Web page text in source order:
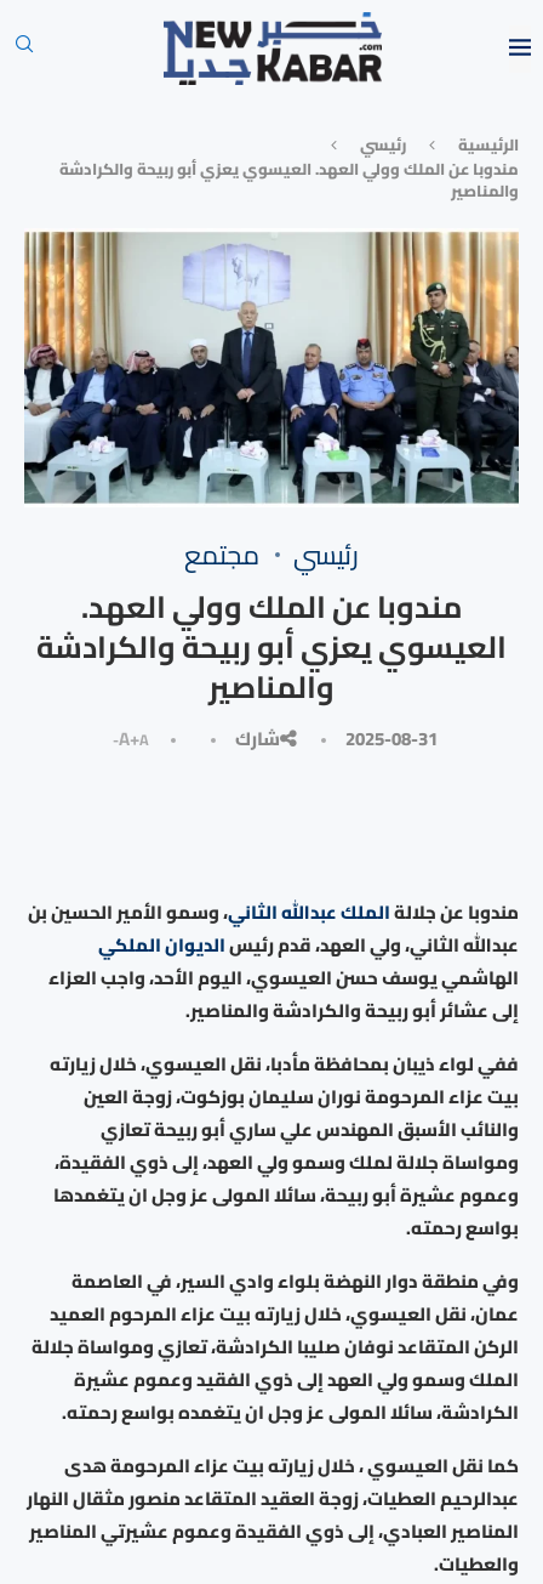
الرئيسية
رئيسي
مندوبا عن الملك وولي العهد. العيسوي يعزي أبو ربيحة والكرادشة
والمناصير
رئيسي مجتمع
مندوبا عن الملك وولي العهد.
العيسوي يعزي أبو ربيحة والكرادشة
والمناصير
2025-08-31 شارك A+A-
مندوبا عن جلالةالملك عبدالله الثاني، وسمو الأمير الحسين بن
عبدالله الثاني، ولي العهد، قدم رئيسالديوان الملكي
الهاشمي يوسف حسن العيسوي، اليوم الأحد، واجب العزاء
إلى عشائر أبو ربيحة والكرادشة والمناصير.
ففي لواء ذيبان بمحافظة مأدبا، نقل العيسوي، خلال زيارته
بيت عزاء المرحومة نوران سليمان بوزكوت، زوجة العين
والنائب الأسبق المهندس علي ساري أبو ربيحة تعازي
ومواساة جلالة لملك وسمو ولي العهد، إلى ذوي الفقيدة،
وعموم عشيرة أبو ربيحة، سائلا المولى عز وجل ان يتغمدها
بواسع رحمته.
وفي منطقة دوار النهضة بلواء وادي السير، في العاصمة
عمان، نقل العيسوي، خلال زيارته بيت عزاء المرحوم العميد
الركن المتقاعد نوفان صليبا الكرادشة، تعازي ومواساة جلالة
الملك وسمو ولي العهد إلى ذوي الفقيد وعموم عشيرة
الكرادشة، سائلا المولى عز وجل ان يتغمده بواسع رحمته.
كما نقل العيسوي ، خلال زيارته بيت عزاء المرحومة هدى
عبدالرحيم العطيات، زوجة العقيد المتقاعد منصور مثقال النهار
المناصير العبادي، إلى ذوي الفقيدة وعموم عشيرتي المناصير
والعطيات.